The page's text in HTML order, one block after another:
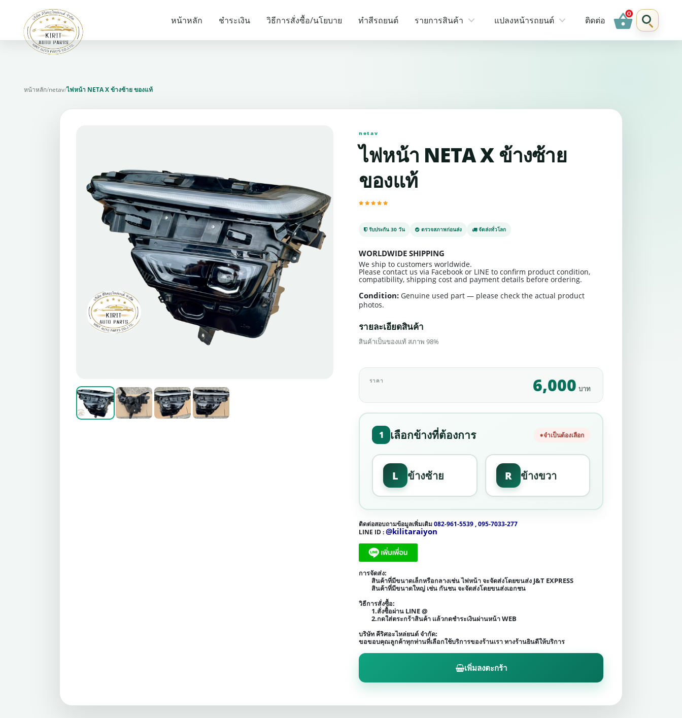
หน้าหลัก ชำระเงิน วิธีการสั่งซื้อ/นโยบาย ทำสีรถยนต์ รายการสินค้า แปลงหน้ารถยนต์ ติดต่อ shopping_basket
รายการแนะนำ
หน้าหลัก/netav/ไฟหน้า NETA X ข้างซ้าย ของแท้
netav
ไฟหน้า NETA X ข้างซ้าย
ของแท้
รับประกัน 30 วัน ตรวจสภาพก่อนส่ง จัดส่งทั่วโลก
WORLDWIDE SHIPPING
We ship to customers worldwide.
Please contact us via Facebook or LINE to confirm product condition,
compatibility, shipping cost and payment details before ordering.
Condition: Genuine used part — please check the actual product
photos.
รายละเอียดสินค้า
สินค้าเป็นของแท้ สภาพ 98%
ราคา 6,000 บาท
1 เลือกข้างที่ต้องการ จำเป็นต้องเลือก
L ข้างซ้าย R ข้างขวา
ติดต่อสอบถามข้อมูลเพิ่มเติม082-961-5539 , 095-7033-277
LINE ID :@kilitaraiyon
การจัดส่ง:
สินค้าที่มีขนาดเล็กหรือกลางเช่น ไฟหน้า จะจัดส่งโดยขนส่ง J&T EXPRESS
สินค้าที่มีขนาดใหญ่ เช่น กันชน จะจัดส่งโดยขนส่งเอกชน
วิธีการสั่งซื้อ:
1.สั่งซื้อผ่าน LINE @
2.กดใส่ตระกร้าสินค้า เเล้วกดชำระเงินผ่านหน้า WEB
บริษัท คีริศอะไหล่ยนต์ จำกัด:
ขอขอบคุณลูกค้าทุกท่านที่เลือกใช้บริการของร้านเรา ทางร้านยินดีให้บริการ
เพิ่มลงตะกร้า